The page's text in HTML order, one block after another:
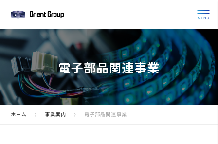
電子部品関連事業
ホーム 事業案内 電子部品関連事業